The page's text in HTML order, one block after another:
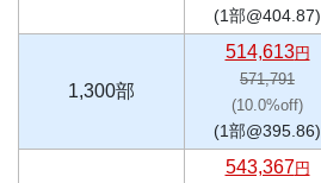
(1部@404.87)
1,300部
514,613円
571,791
(10.0%off)
(1部@395.86)
543,367円